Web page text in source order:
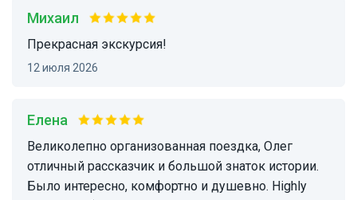
Михаил
Прекрасная экскурсия!
12 июля 2026
Елена
Великолепно организованная поездка, Олег
отличный рассказчик и большой знаток истории.
Было интересно, комфортно и душевно. Highly